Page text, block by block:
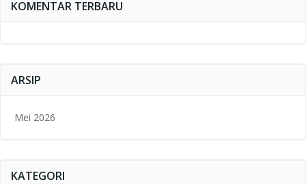
KOMENTAR TERBARU
ARSIP
Mei 2026
KATEGORI